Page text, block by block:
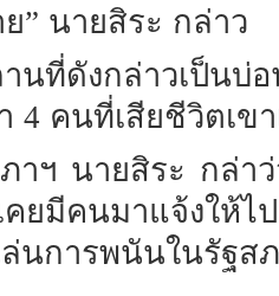
” นายสิระ กล่าว
นที่ดังกล่าวเป็นบ่
4 คนที่เสียชีวิตเข
าฯ นายสิระ กล่า
คยมีคนมาแจ้งให้
นการพนันในรัฐส